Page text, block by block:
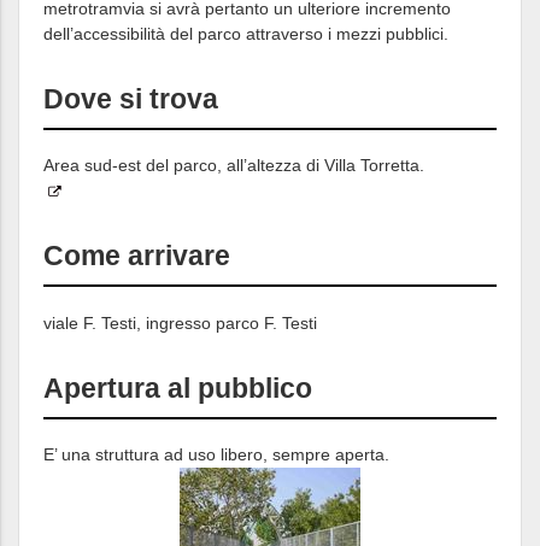
metrotramvia si avrà pertanto un ulteriore incremento
dell’accessibilità del parco attraverso i mezzi pubblici.
Dove si trova
Area sud-est del parco, all’altezza di Villa Torretta.
Come arrivare
viale F. Testi, ingresso parco F. Testi
Apertura al pubblico
E’ una struttura ad uso libero, sempre aperta.